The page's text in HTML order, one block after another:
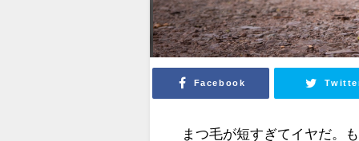
Facebook
まつ毛が短すぎてイヤだ。